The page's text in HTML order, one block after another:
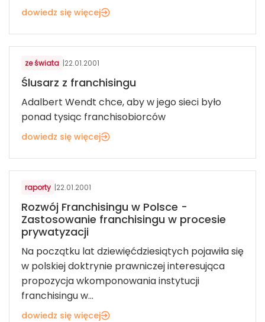
dowiedz się więcej
ze świata |22.01.2001
Ślusarz z franchisingu
Adalbert Wendt chce, aby w jego sieci było
ponad tysiąc franchisobiorców
dowiedz się więcej
raporty |22.01.2001
Rozwój Franchisingu w Polsce -
Zastosowanie franchisingu w procesie
prywatyzacji
Na początku lat dziewięćdziesiątych pojawiła się
w polskiej doktrynie prawniczej interesująca
propozycja wkomponowania instytucji
franchisingu w...
dowiedz się więcej